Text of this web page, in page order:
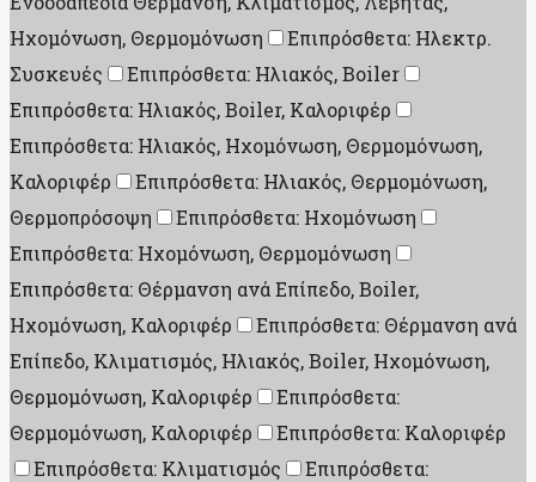
Ηχομόνωση, Θερμομόνωση
Επιπρόσθετα: Ηλεκτρ.
Συσκευές
Επιπρόσθετα: Ηλιακός, Boiler
Επιπρόσθετα: Ηλιακός, Boiler, Καλοριφέρ
Επιπρόσθετα: Ηλιακός, Ηχομόνωση, Θερμομόνωση,
Καλοριφέρ
Επιπρόσθετα: Ηλιακός, Θερμομόνωση,
Θερμοπρόσοψη
Επιπρόσθετα: Ηχομόνωση
Επιπρόσθετα: Ηχομόνωση, Θερμομόνωση
Επιπρόσθετα: Θέρμανση ανά Επίπεδο, Boiler,
Ηχομόνωση, Καλοριφέρ
Επιπρόσθετα: Θέρμανση ανά
Επίπεδο, Κλιματισμός, Ηλιακός, Boiler, Ηχομόνωση,
Θερμομόνωση, Καλοριφέρ
Επιπρόσθετα:
Θερμομόνωση, Καλοριφέρ
Επιπρόσθετα: Καλοριφέρ
Επιπρόσθετα: Κλιματισμός
Επιπρόσθετα: